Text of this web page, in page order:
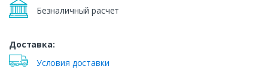
Безналичный расчет
Доставка:
Условия доставки